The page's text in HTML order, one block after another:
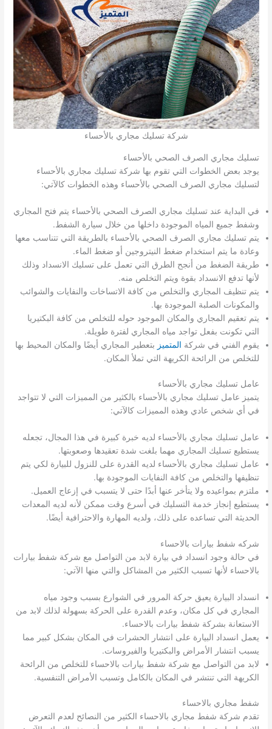
شركة تسليك مجاري بالأحساء
تسليك مجاري الصرف الصحي بالأحساء
يوجد بعض الخطوات التي تقوم بها شركة تسليك مجاري بالأحساء
لتسليك مجاري الصرف الصحي بالأحساء وهذه الخطوات كالآتي:
في البداية عند تسليك مجاري الصرف الصحي بالأحساء يتم فتح المجاري
وشفط جميع المياه الموجودة داخلها من خلال سيارة الشفط.
يتم تسليك مجاري الصرف الصحي بالأحساء بالطريقة التي تتناسب معها
وعادة ما يتم استخدام ضغط النيتروجين أو ضغط الماء.
طريقة الضغط من أنجح الطرق التي تعمل على تسليك الانسداد وذلك
لأنها تدفع الانسداد بقوة ويتم التخلص منه.
يتم تنظيف المجاري والتخلص من كافة الاتساخات والنفايات والشوائب
والمكونات الصلبة الموجودة بها.
يتم تعقيم المجاري والمكان الموجود حوله للتخلص من كافة البكتيريا
التي تكونت بفعل تواجد مياه المجاري لفترة طويلة.
يقوم الفني في شركة المتميز بتعطير المجاري أيضًا والمكان المحيط بها
للتخلص من الرائحة الكريهة التي تملأ المكان.
عامل تسليك مجاري بالأحساء
يتميز عامل تسليك مجاري بالأحساء بالكثير من المميزات التي لا تتواجد
في أي شخص عادي وهذه المميزات كالآتي:
عامل تسليك مجاري بالأحساء لديه خبرة كبيرة في هذا المجال، تجعله
يستطيع تسليك المجاري مهما بلغت شدة تعقيدها وصعوبتها.
عامل تسليك مجاري بالأحساء لديه القدرة على للنزول للبيارة لكي يتم
تنظيفها والتخلص من كافة النفايات الموجودة بها.
ملتزم بمواعيده ولا يتأخر عنها أبدًا حتى لا يتسبب في إزعاج العميل.
يستطيع إنجاز خدمة التسليك في أسرع وقت ممكن لأنه لديه المعدات
الحديثة التي تساعده على ذلك، ولديه المهارة والاحترافية أيضًا.
شركه شفط بيارات بالاحساء
في حالة وجود انسداد في بيارة لابد من التواصل مع شركة شفط بيارات
بالاحساء لأنها تسبب الكثير من المشاكل والتي منها الآتي:
انسداد البيارة يعيق حركة المرور في الشوارع بسبب وجود مياه
المجاري في كل مكان، وعدم القدرة على الحركة بسهولة لذلك لابد من
الاستعانة بشركة شفط بيارات بالاحساء.
يعمل انسداد البيارة على انتشار الحشرات في المكان بشكل كبير مما
يسبب انتشار الأمراض والبكتيريا والفيروسات.
لابد من التواصل مع شركة شفط بيارات بالاحساء للتخلص من الرائحة
الكريهة التي تنتشر في المكان بالكامل وتسبب الأمراض التنفسية.
شفط مجاري بالاحساء
تقدم شركة شفط مجاري بالاحساء الكثير من النصائح لعدم التعرض